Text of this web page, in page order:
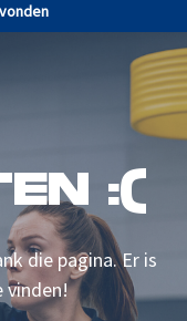
:(
die pagina. Er is
vinden!